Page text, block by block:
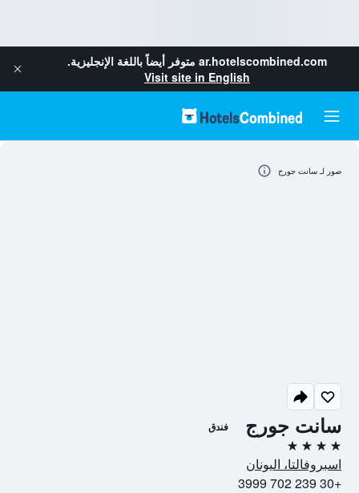
ar.hotelscombined.com متوفر أيضاً باللغة الإنجليزية.
Visit site in English
سانت جورج فندق
4 نجوم
اسبروفالتا، اليونان
+30 239 702 3999
صور لـ سانت جورج